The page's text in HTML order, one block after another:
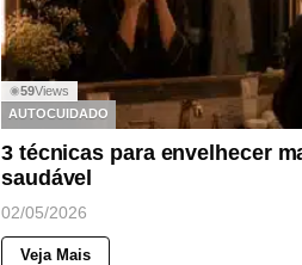
◉59Views
AUTOCUIDADO
3 técnicas para envelhecer
saudável
02/05/2026
Veja Mais